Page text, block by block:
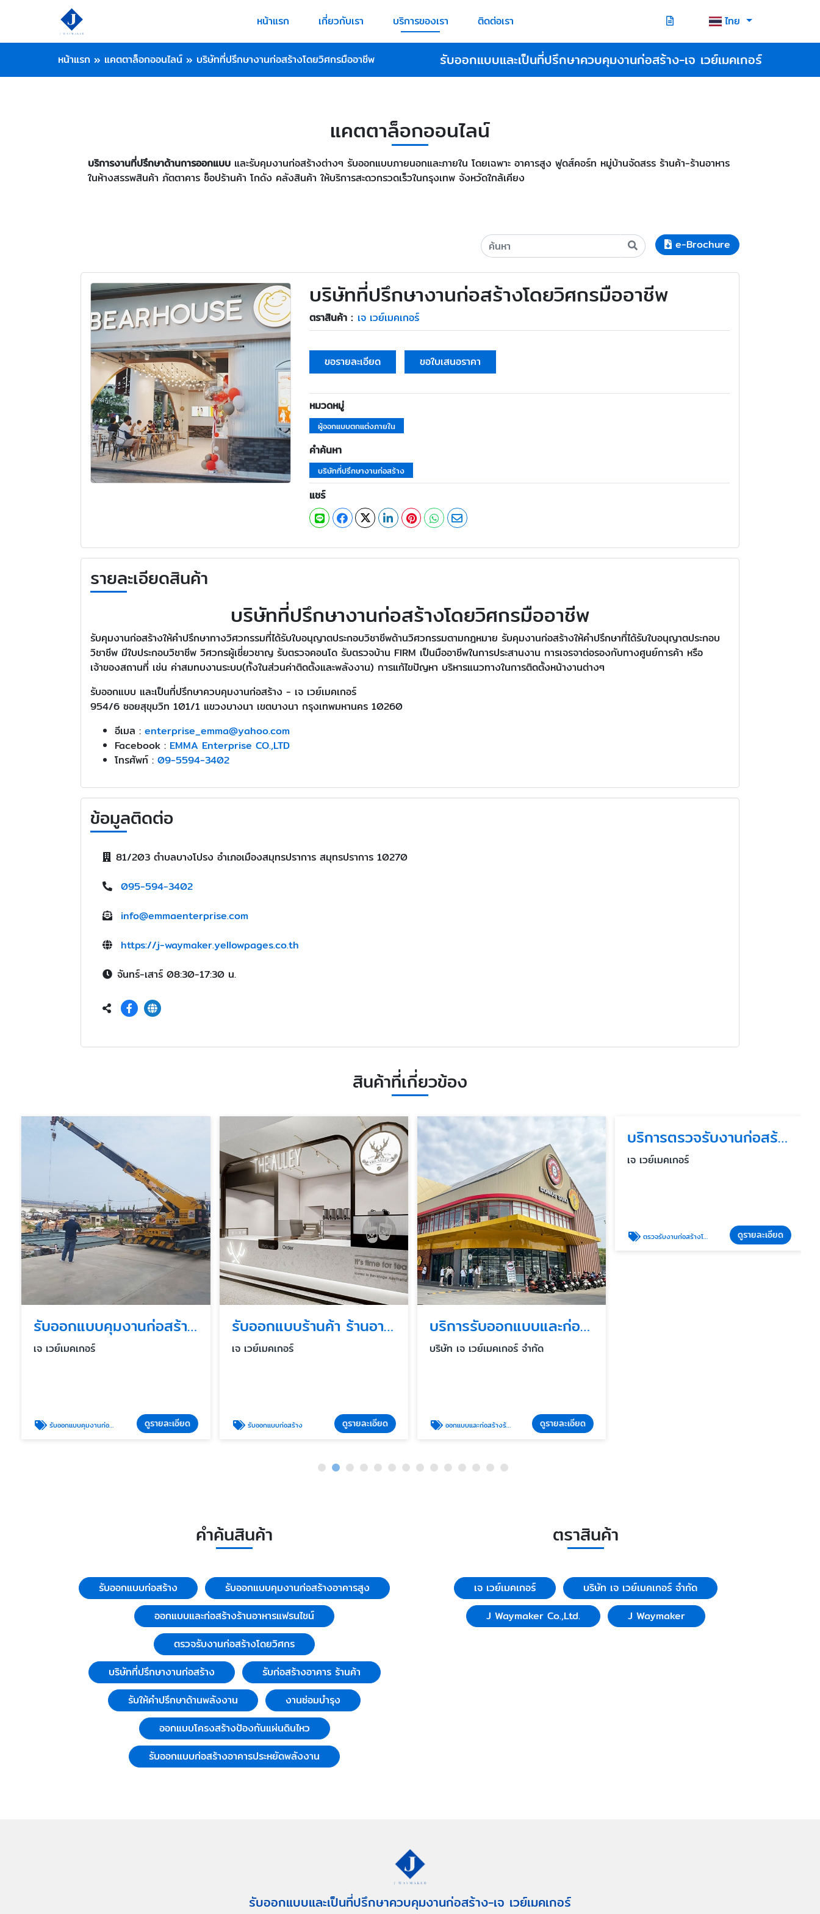
หน้าแรก เกี่ยวกับเรา บริการของเรา ติดต่อเรา ไทย
หน้าแรก » แคตตาล็อกออนไลน์ » บริษัทที่ปรึกษางานก่อสร้างโดยวิศกรมืออาชีพ รับออกแบบและเป็นที่ปรึกษาควบคุมงานก่อสร้าง-เจ เวย์เมคเกอร์
แคตตาล็อกออนไลน์
บริการงานที่ปรึกษาด้านการออกแบบ และรับคุมงานก่อสร้างต่างๆ รับออกแบบภายนอกและภายใน โดยเฉพาะ อาคารสูง ฟูดส์คอร์ท หมู่บ้านจัดสรร ร้านค้า-ร้านอาหาร
ในห้างสรรพสินค้า ภัตตาคาร ช็อปร้านค้า โกดัง คลังสินค้า ให้บริการสะดวกรวดเร็วในกรุงเทพ จังหวัดใกล้เคียง
e-Brochure
บริษัทที่ปรึกษางานก่อสร้างโดยวิศกรมืออาชีพ
ตราสินค้า : เจ เวย์เมคเกอร์
ขอรายละเอียด ขอใบเสนอราคา
หมวดหมู่
ผู้ออกแบบตกแต่งภายใน
คำค้นหา
บริษัทที่ปรึกษางานก่อสร้าง
แชร์
รายละเอียดสินค้า
บริษัทที่ปรึกษางานก่อสร้างโดยวิศกรมืออาชีพ
รับคุมงานก่อสร้างให้คำปรึกษาทางวิศวกรรมที่ได้รับใบอนุญาตประกอบวิชาชีพด้านวิศวกรรมตามกฎหมาย รับคุมงานก่อสร้างให้คำปรึกษาที่ได้รับใบอนุญาตประกอบ
วิชาชีพ มีใบประกอบวิชาชีพ วิศวกรผู้เชี่ยวชาญ รับตรวจคอนโด รับตรวจบ้าน FIRM เป็นมืออาชีพในการประสานงาน การเจรจาต่อรองกับทางศูนย์การค้า หรือ
เจ้าของสถานที่ เช่น ค่าสมทบงานระบบ(ทั้งในส่วนค่าติดตั้งและพลังงาน) การแก้ไขปัญหา บริหารแนวทางในการติดตั้งหน้างานต่างๆ
รับออกแบบ และเป็นที่ปรึกษาควบคุมงานก่อสร้าง - เจ เวย์เมคเกอร์
954/6 ซอยสุขุมวิท 101/1 แขวงบางนา เขตบางนา กรุงเทพมหานคร 10260
อีเมล : enterprise_emma@yahoo.com
Facebook : EMMA Enterprise CO.,LTD
โทรศัพท์ : 09-5594-3402
ข้อมูลติดต่อ
81/203 ตำบลบางโปรง อำเภอเมืองสมุทรปราการ สมุทรปราการ 10270
095-594-3402
info@emmaenterprise.com
https://j-waymaker.yellowpages.co.th
จันทร์-เสาร์ 08:30-17:30 น.
สินค้าที่เกี่ยวข้อง
รับออกแบบคุมงานก่อสร้างอาคารสูง
เจ เวย์เมคเกอร์
รับออกแบบคุมงานก่อสร้างอาคารสูง ดูรายละเอียด
รับออกแบบร้านค้า ร้านอาหารในห้าง
เจ เวย์เมคเกอร์
รับออกแบบก่อสร้าง ดูรายละเอียด
บริการรับออกแบบและก่อสร้างร้านอาหารแฟรนไชน์ครบวงจร
บริษัท เจ เวย์เมคเกอร์ จำกัด
ออกแบบและก่อสร้างร้านอาหารแฟรนไชน์ ดูรายละเอียด
บริการตรวจรับงานก่อสร้างโดยวิศวกร
เจ เวย์เมคเกอร์
ตรวจรับงานก่อสร้างโดยวิศกร ดูรายละเอียด
คำค้นสินค้า
รับออกแบบก่อสร้าง
รับออกแบบคุมงานก่อสร้างอาคารสูง
ออกแบบและก่อสร้างร้านอาหารแฟรนไชน์
ตรวจรับงานก่อสร้างโดยวิศกร
บริษัทที่ปรึกษางานก่อสร้าง
รับก่อสร้างอาคาร ร้านค้า
รับให้คำปรึกษาด้านพลังงาน
งานซ่อมบำรุง
ออกแบบโครงสร้างป้องกันแผ่นดินไหว
รับออกแบบก่อสร้างอาคารประหยัดพลังงาน
ตราสินค้า
เจ เวย์เมคเกอร์
บริษัท เจ เวย์เมคเกอร์ จำกัด
J Waymaker Co.,Ltd.
J Waymaker
รับออกแบบและเป็นที่ปรึกษาควบคุมงานก่อสร้าง-เจ เวย์เมคเกอร์